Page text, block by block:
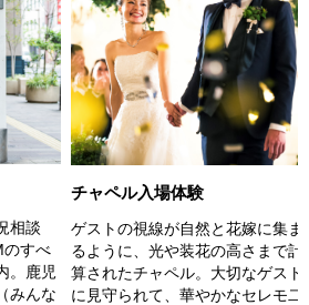
相談
のすべ
。鹿児
みんな
チャペル入場体験
ゲストの視線が自然と花嫁に集ま
るように、光や装花の高さまで計
算されたチャペル。大切なゲスト
に見守られて、華やかなセレモ二